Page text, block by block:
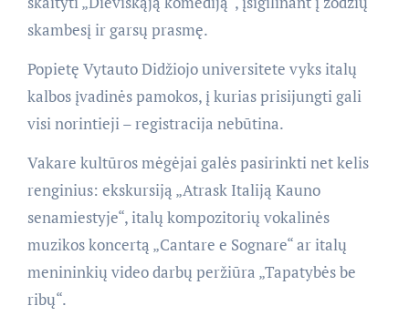
skambesį ir garsų prasmę.
Popietę Vytauto Didžiojo universitete vyks italų
kalbos įvadinės pamokos, į kurias prisijungti gali
visi norintieji – registracija nebūtina.
Vakare kultūros mėgėjai galės pasirinkti net kelis
renginius: ekskursiją „Atrask Italiją Kauno
senamiestyje“, italų kompozitorių vokalinės
muzikos koncertą „Cantare e Sognare“ ar italų
menininkių video darbų peržiūra „Tapatybės be
ribų“.